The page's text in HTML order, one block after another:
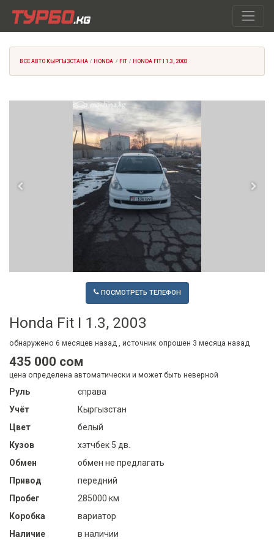
ВСЕ АВТО КЫРГЫЗСТАНА HONDA FIT HONDA FIT I 1.3, 2003
ПОСМОТРЕТЬ ТЕЛЕФОН
Honda Fit I 1.3, 2003
обнаружено 6 месяцев назад , источник опрошен 3 месяца назад
435 000 сом
цена определена автоматически и может быть неверной
Руль
справа
Учёт
Кыргызстан
Цвет
белый
Кузов
хэтчбек 5 дв.
Обмен
обмен не предлагать
Привод
передний
Пробег
285000 км
Коробка
вариатор
Наличие
в наличии